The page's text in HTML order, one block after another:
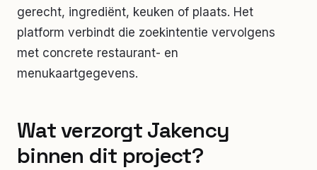
gerecht, ingrediënt, keuken of plaats. Het
platform verbindt die zoekintentie vervolgens
met concrete restaurant- en
menukaartgegevens.
Wat verzorgt Jakency
binnen dit project?